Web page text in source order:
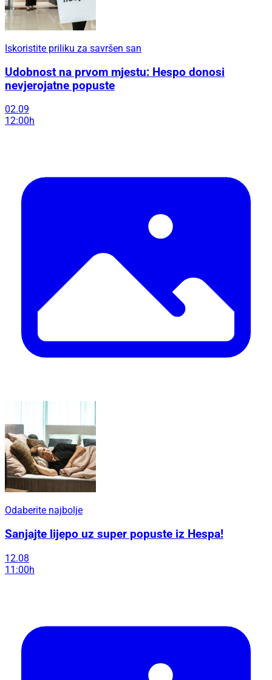
Iskoristite priliku za savršen san
Udobnost na prvom mjestu: Hespo donosi
nevjerojatne popuste
02.09
12:00h
Odaberite najbolje
Sanjajte lijepo uz super popuste iz Hespa!
12.08
11:00h